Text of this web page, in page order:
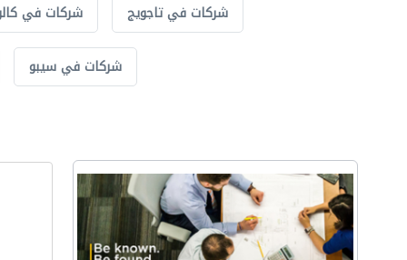
شركات في شركات في تاجويج
شركات في سيبو